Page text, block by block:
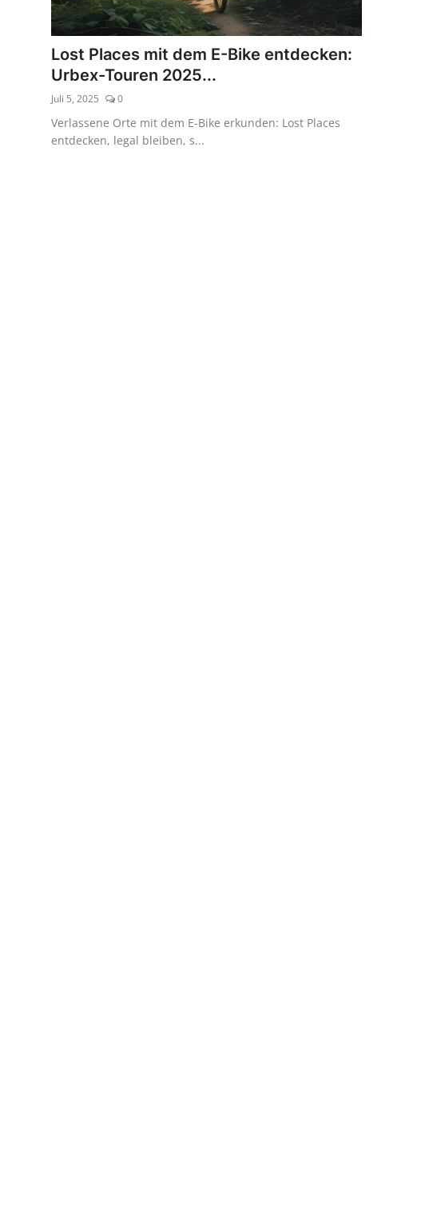
Lost Places mit dem E-Bike entdecken:
Urbex-Touren 2025...
Juli 5, 2025 0
Verlassene Orte mit dem E-Bike erkunden: Lost Places
entdecken, legal bleiben, s...